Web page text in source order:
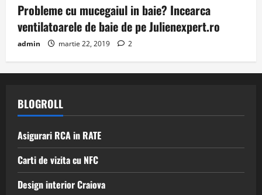
Probleme cu mucegaiul in baie? Incearca
ventilatoarele de baie de pe Julienexpert.ro
admin martie 22, 2019 2
BLOGROLL
Asigurari RCA in RATE
Carti de vizita cu NFC
Design interior Craiova